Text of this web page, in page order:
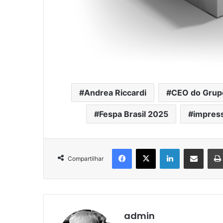
Andrea Riccardi CEO do
Fespa Brasil 2025
Compartilhar
Facebook
X LinkedinCompartilhar via e-mail
admin